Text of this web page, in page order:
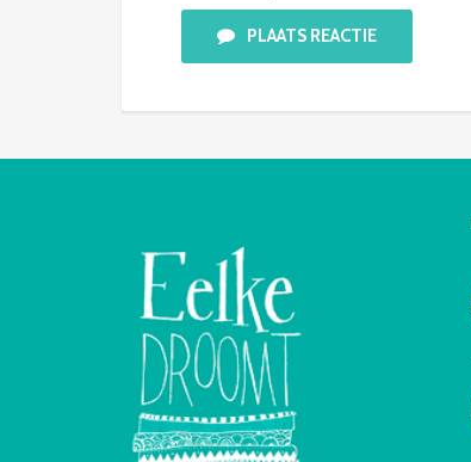
PLAATS REACTIE